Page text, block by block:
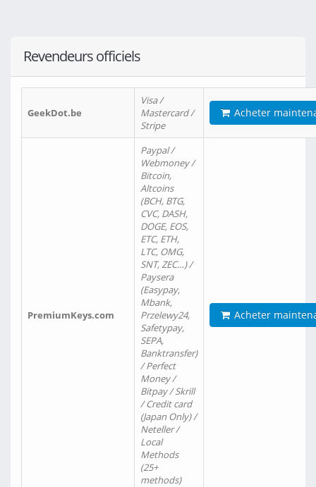
Revendeurs officiels
GeekDot.be
Visa /
Mastercard /
Stripe
Acheter
PremiumKeys.com
Paypal /
Webmoney /
Bitcoin,
Altcoins
(BCH, BTG,
CVC, DASH,
DOGE, EOS,
ETC, ETH,
LTC, OMG,
SNT, ZEC…) /
Paysera
(Easypay,
Mbank,
Przelewy24,
Safetypay,
SEPA,
Banktransfer)
/ Perfect
Money /
Bitpay / Skrill
/ Credit card
(Japan Only) /
Neteller /
Local
Methods
(25+
methods)
Acheter